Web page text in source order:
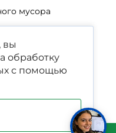
мусора
вы
обработку
с помощью